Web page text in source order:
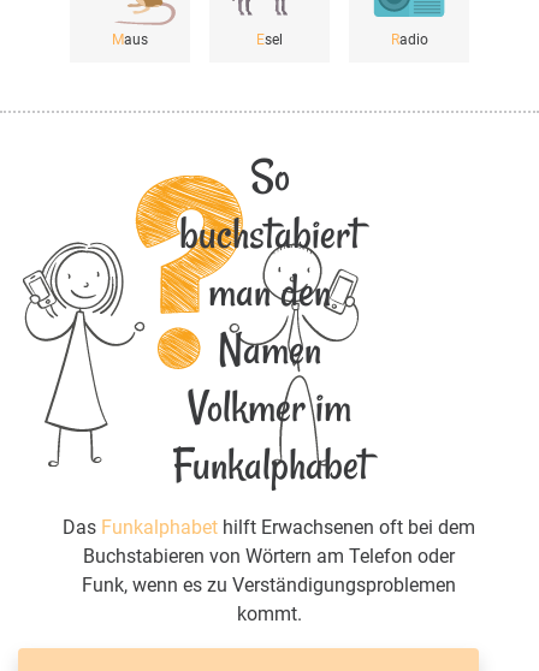
Maus Esel Radio
So
buchstabiert
man den
Namen
Volkmer im
Funkalphabet
Das Funkalphabet hilft Erwachsenen oft bei dem
Buchstabieren von Wörtern am Telefon oder
Funk, wenn es zu Verständigungsproblemen
kommt.